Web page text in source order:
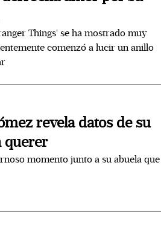
Things' se ha mostrado muy
comenzó a lucir un anillo
revela datos de su
querer
momento junto a su abuela que